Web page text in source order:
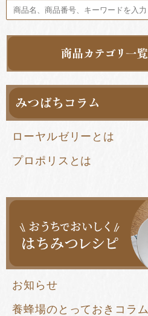
ローヤルゼリーとは
プロポリスとは
お知らせ
養蜂場のとっておきコラム